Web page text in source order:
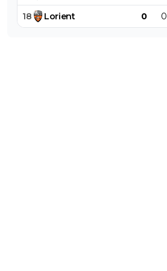
18 Lorient 0 0